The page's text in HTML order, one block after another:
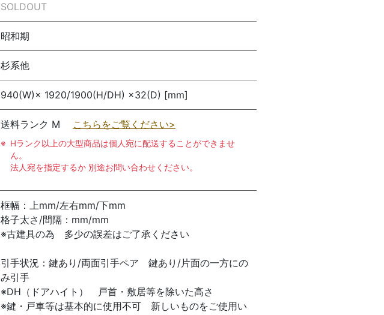
SOLDOUT
昭和期
杉系他
940(W)× 1920/1900(H/DH) ×32(D) [mm]
送料ランク M こちらをご覧ください>
Hランク以上の大型商品は個人宛に配送することができませ
ん。
法人宛を指定するか 別途お問い合わせください。
框幅：上mm/左右mm/下mm
格子太さ/間隔：mm/mm
※古建具の為 多少の誤差はご了承ください
引手状況：鍵あり/両面引手ペア 鍵あり/片面の一方にの
み引手
※DH（ドアハイト） 戸首・敷居等を除いた高さ
※鍵・戸車等は基本的に使用不可 新しいものをご使用い